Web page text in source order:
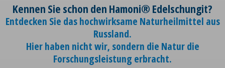
Kennen Sie schon den Hamoni® Edelschungit?
Entdecken Sie das hochwirksame Naturheilmittel aus
Russland.
Hier haben nicht wir, sondern die Natur die
Forschungsleistung erbracht.